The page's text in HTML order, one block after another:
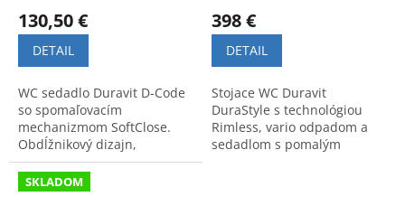
130,50 €
DETAIL
WC sedadlo Duravit D-Code
so spomaľovacím
mechanizmom SoftClose.
Obdĺžnikový dizajn,
zaoblené rohy a široký okraj.
Kvalitné spracovanie a
vysoký komfort.
398 €
DETAIL
Stojace WC Duravit
DuraStyle s technológiou
Rimless, vario odpadom a
sedadlom s pomalým
SKLADOM